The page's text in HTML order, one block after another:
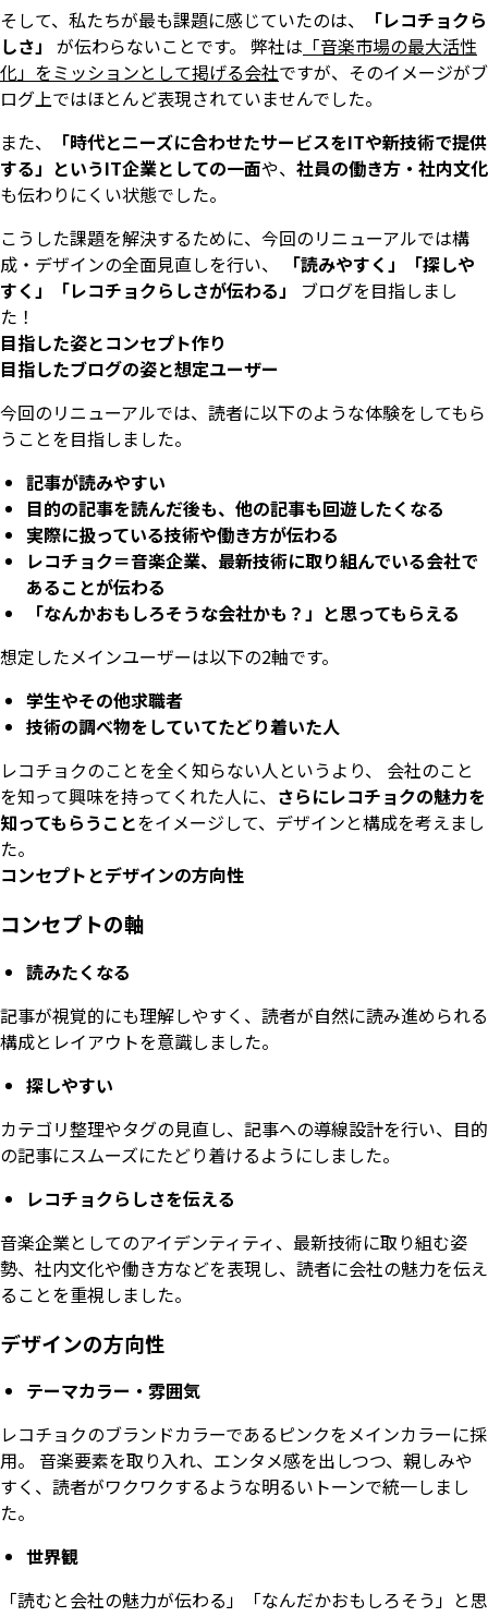
そして、私たちが最も課題に感じていたのは、
「レコチョクら
しさ」 が伝わらないことです。 弊社は 「音楽市場の最大活性
化」をミッションとして掲げる会社ですが、そのイメージがブ
ログ上ではほとんど表現されていませんでした。
また、
「時代とニーズに合わせたサービスをITや新技術で提供
する」というIT企業としての一面や、 社員の働き方・社内文化
も伝わりにくい状態でした。
こうした課題を解決するために、今回のリニューアルでは構
成・デザインの全面見直しを行い、
「読みやすく」「探しや
すく」「レコチョクらしさが伝わる」
ブログを目指しまし
た！
目指した姿とコンセプト作り
目指したブログの姿と想定ユーザー
今回のリニューアルでは、読者に以下のような体験をしてもら
うことを目指しました。
記事が読みやすい
目的の記事を読んだ後も、他の記事も回遊したくなる
実際に扱っている技術や働き方が伝わる
レコチョク＝音楽企業、最新技術に取り組んでいる会社で
あることが伝わる
「なんかおもしろそうな会社かも？」と思ってもらえる
想定したメインユーザーは以下の2軸です。
学生やその他求職者
技術の調べ物をしていてたどり着いた人
レコチョクのことを全く知らない人というより、 会社のこと
を知って興味を持ってくれた人に、 さらにレコチョクの魅力を
知ってもらうことをイメージして、デザインと構成を考えまし
た。
コンセプトとデザインの方向性
コンセプトの軸
読みたくなる
記事が視覚的にも理解しやすく、読者が自然に読み進められる
構成とレイアウトを意識しました。
探しやすい
カテゴリ整理やタグの見直し、記事への導線設計を行い、目的
の記事にスムーズにたどり着けるようにしました。
レコチョクらしさを伝える
音楽企業としてのアイデンティティ、最新技術に取り組む姿
勢、社内文化や働き方などを表現し、読者に会社の魅力を伝え
ることを重視しました。
デザインの方向性
テーマカラー・雰囲気
レコチョクのブランドカラーであるピンクをメインカラーに採
用。 音楽要素を取り入れ、エンタメ感を出しつつ、親しみや
すく、読者がワクワクするような明るいトーンで統一しまし
た。
世界観
「読むと会社の魅力が伝わる」「なんだかおもしろそう」と思